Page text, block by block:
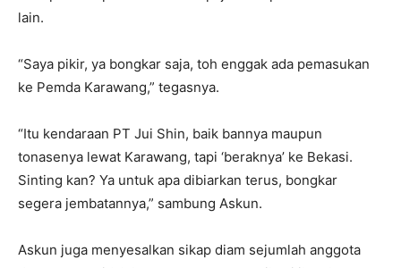
lain.
“Saya pikir, ya bongkar saja, toh enggak ada pemasukan
ke Pemda Karawang,” tegasnya.
“Itu kendaraan PT Jui Shin, baik bannya maupun
tonasenya lewat Karawang, tapi ‘beraknya’ ke Bekasi.
Sinting kan? Ya untuk apa dibiarkan terus, bongkar
segera jembatannya,” sambung Askun.
Askun juga menyesalkan sikap diam sejumlah anggota